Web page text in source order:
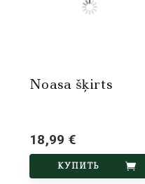
Noasa šķirts
18,99 €
КУПИТЬ